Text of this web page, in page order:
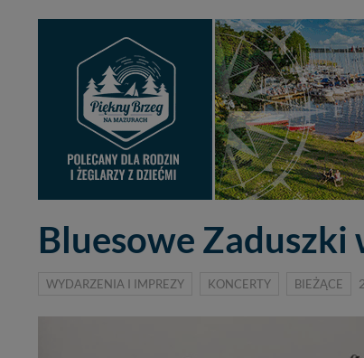
Bluesowe
WYDARZENIA I IMPREZY KONCERTY BIEŻĄCE